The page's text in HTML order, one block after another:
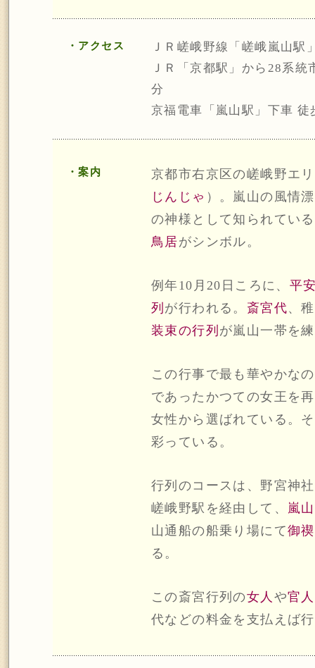
・アクセス
ＪＲ嵯峨野線「嵯峨嵐山駅
ＪＲ「京都駅」から28系
分
京福電車「嵐山駅」下車 徒
・案内
京都市右京区の嵯峨野エ
じんじゃ ）。嵐山の風情
の神様として知られてい
鳥居がシンボル。
例年10月20日ころに、 平
列 が行われる。 斎宮代、
装束の行列 が嵐山一帯を
この行事で最も華やかな
であったかつての女王を
女性から選ばれている。
彩っている。
行列のコースは、野宮神
嵯峨野駅を経由して、 嵐
山通船の船乗り場にて御
る。
この斎宮行列の女人 や官人
代などの料金を支払えば